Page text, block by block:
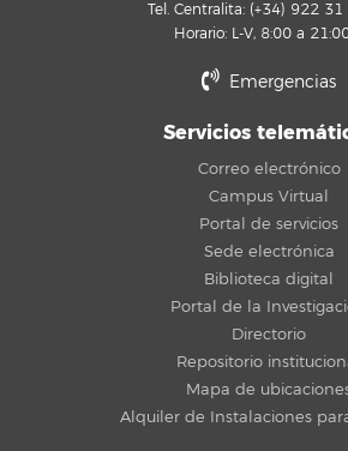
Tel. Centralita: (+34) 922
Horario: L-V, 8:00 a
Emergencias
Servicios
Correo electrónico
Campus Virtual
Portal de servicios
Sede electrónica
Biblioteca digital
Portal de la
Directorio
Repositorio
Mapa de
Alquiler de Instalaciones